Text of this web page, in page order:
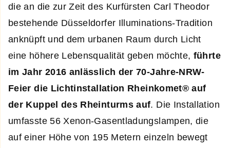
die an die zur Zeit des Kurfürsten Carl Theodor
bestehende Düsseldorfer Illuminations-Tradition
anknüpft und dem urbanen Raum durch Licht
eine höhere Lebensqualität geben möchte, führte
im Jahr 2016 anlässlich der 70-Jahre-NRW-
Feier die Lichtinstallation Rheinkomet® auf
der Kuppel des Rheinturms auf. Die Installation
umfasste 56 Xenon-Gasentladungslampen, die
auf einer Höhe von 195 Metern einzeln bewegt